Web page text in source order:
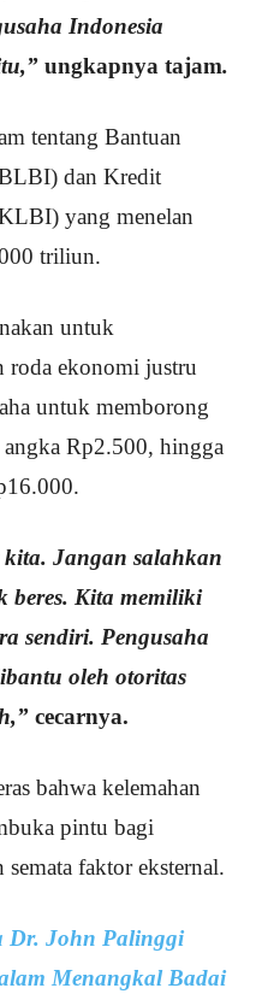
Indonesia
ungkapnya tajam.
tentang Bantuan
dan Kredit
yang menelan
triliun.
untuk
roda ekonomi justru
untuk memborong
Rp2.500, hingga
Jangan salahkan
beres. Kita memiliki
sendiri. Pengusaha
oleh otoritas
cecarnya.
bahwa kelemahan
pintu bagi
faktor eksternal.
Dr. John Palinggi
Menangkal Badai